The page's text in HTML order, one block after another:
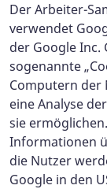
Der Arbeiter-
verwendet
der Google Inc.
sogenannte
Computern der
eine Analyse
sie
Informationen
die Nutzer
Google in den